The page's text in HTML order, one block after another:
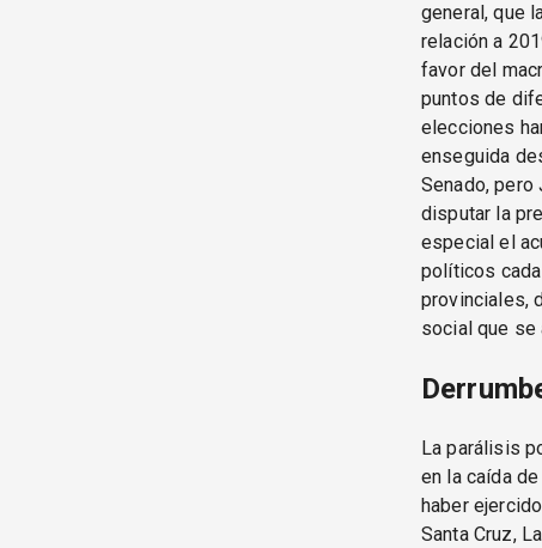
general, que
relación a
favor del
puntos de
elecciones
enseguida
Senado, pero
disputar la
especial el
políticos
provinciales,
social que se
La parálisis
en la caída
haber
Santa Cruz,